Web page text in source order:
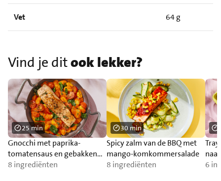
Vet 64 g
Vind je ditook lekker?
Gnocchi met paprika-
tomatensaus en gebakken
zalm
8 ingrediënten
25 min
Spicy zalm van de BBQ met
mango-komkommersalade
8 ingrediënten
30 min
6